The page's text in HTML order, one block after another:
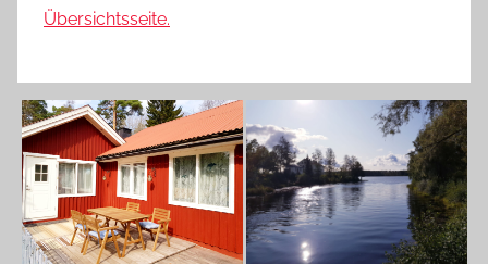
Übersichtsseite.